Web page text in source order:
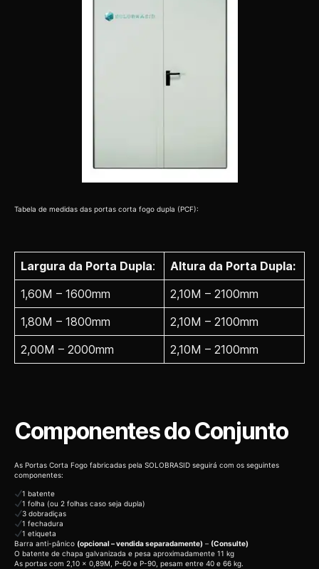
Tabela de medidas das portas corta fogo dupla (PCF):
Largura da Porta Dupla:
Altura da Porta Dupla:
1,60M – 1600mm
2,10M – 2100mm
1,80M – 1800mm
2,10M – 2100mm
2,00M – 2000mm
2,10M – 2100mm
Componentes do Conjunto
As Portas Corta Fogo fabricadas pela SOLOBRASID seguirá com os seguintes
componentes:
1 batente
1 folha (ou 2 folhas caso seja dupla)
3 dobradiças
1 fechadura
1 etiqueta
Barra anti-pânico (opcional – vendida separadamente) – (Consulte)
O batente de chapa galvanizada e pesa aproximadamente 11 kg
As portas com 2,10 x 0,89M, P-60 e P-90, pesam entre 40 e 66 kg.